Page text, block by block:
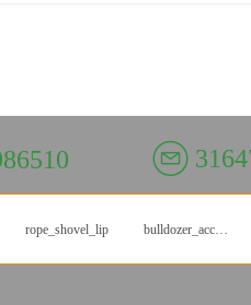
rope_shovel_lip bulldozer_accessories